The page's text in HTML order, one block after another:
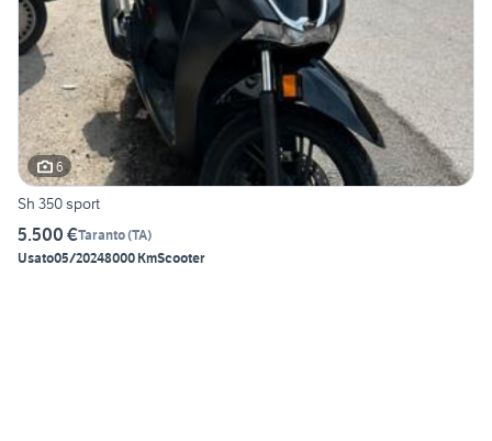
6
Sh 350 sport
5.500 €Taranto(TA)
Usato05/20248000 KmScooter